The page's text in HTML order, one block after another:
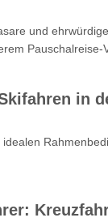
und
in